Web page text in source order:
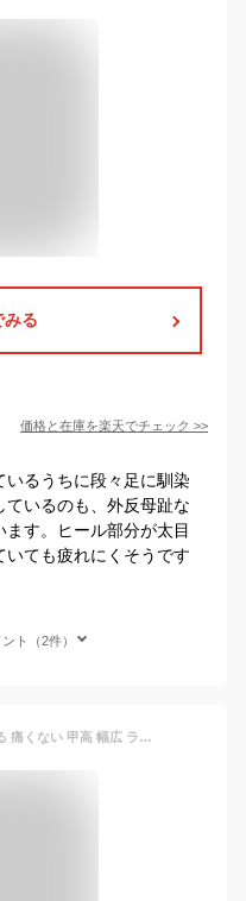
みる
価格と在庫を楽天でチェック >>
いるうちに段々足に馴染
ているのも、外反母趾な
す。ヒール部分が太目
ても疲れにくそうです
ト（2件）
【ポイント10倍】パンプス 走れる 痛くない 甲高 幅広 ラウンドトゥ ローヒール 黒 ブラック ベージュ 秋 冬 外反拇趾 リクルート 大きいサイズ 軽い 脱げる 20 30 40 代 冠婚葬祭 レディース シューズ フォーマル 靴 3.5cm ヒール